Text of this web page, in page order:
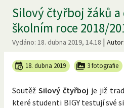
Silový čtyřboj žáků
školním roce 2018/
Vydáno: 18. dubna 2019, 14.18 | Autor:
18. dubna 2019 3 fotografie
Soutěž Silový čtyřboj je již
které studenti BIGY testují své